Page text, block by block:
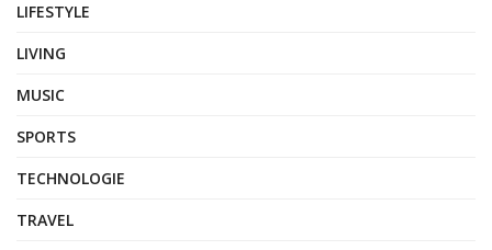
LIFESTYLE
LIVING
MUSIC
SPORTS
TECHNOLOGIE
TRAVEL